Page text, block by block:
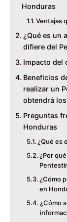
Honduras
Ventajas
¿Qué es un
difiere del
Impacto del
Beneficios
realizar un
obtendrá
Preguntas
Honduras
¿Qué es
¿Por
¿Cómo
en
¿Cómo